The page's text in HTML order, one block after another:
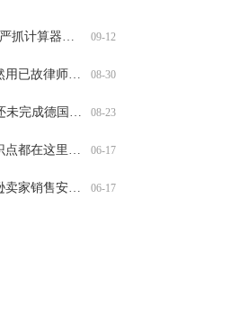
09-12
08-30
08-23
06-17
06-17